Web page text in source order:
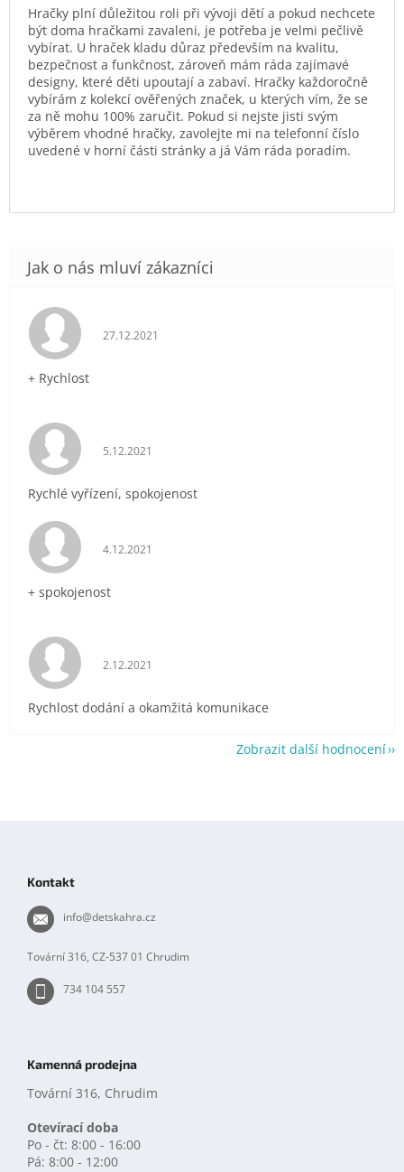
Hračky plní důležitou roli při vývoji dětí a pokud nechcete
být doma hračkami zavaleni, je potřeba je velmi pečlivě
vybírat. U hraček kladu důraz především na kvalitu,
bezpečnost a funkčnost, zároveň mám ráda zajímavé
designy, které děti upoutají a zabaví. Hračky každoročně
vybírám z kolekcí ověřených značek, u kterých vím, že se
za ně mohu 100% zaručit. Pokud si nejste jisti svým
výběrem vhodné hračky, zavolejte mi na telefonní číslo
uvedené v horní části stránky a já Vám ráda poradím.
Hodnocení obchodu je 5 z 5 hvězdiček.
27.12.2021
+ Rychlost
Hodnocení obchodu je 5 z 5 hvězdiček.
5.12.2021
Rychlé vyřízení, spokojenost
Hodnocení obchodu je 5 z 5 hvězdiček.
4.12.2021
+ spokojenost
Hodnocení obchodu je 5 z 5 hvězdiček.
2.12.2021
Rychlost dodání a okamžitá komunikace
Zobrazit další hodnocení
Kontakt
info@detskahra.cz
Tovární 316, CZ-537 01 Chrudim
734 104 557
Kamenná prodejna
Tovární 316, Chrudim
Otevírací doba
Po - čt: 8:00 - 16:00
Pá: 8:00 - 12:00